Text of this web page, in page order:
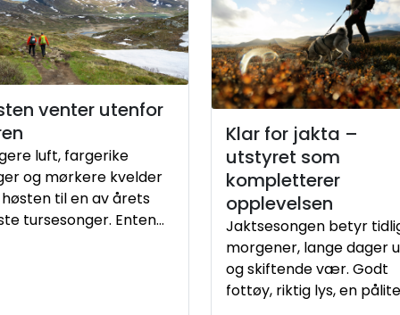
venter utenfor
luft, fargerike
og mørkere kvelder
til en av årets
tursesonger. Enten
Klar for jakta –
utstyret som
kompletterer
opplevelsen
Jaktsesongen betyr
morgener, lange dager
og skiftende vær. Godt
fottøy, riktig lys, en